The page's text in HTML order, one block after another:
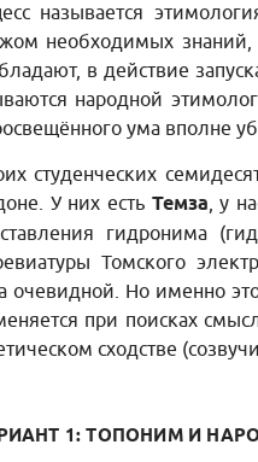
называется
необходимых
в действие
народной
ума вполне
студенческих
У них есть Темза, у
гидронима
Томского
очевидной. Но именно
при поисках
сходстве
1: ТОПОНИМ И